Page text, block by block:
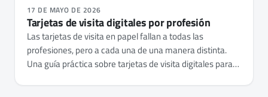
17 DE MAYO DE 2026
Tarjetas de visita digitales por profesión
Las tarjetas de visita en papel fallan a todas las
profesiones, pero a cada una de una manera distinta.
Una guía práctica sobre tarjetas de visita digitales para